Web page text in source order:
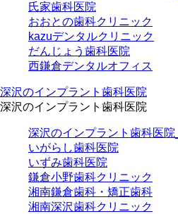
氏家歯科医院
おおとの歯科クリニック
kazuデンタルクリニック
だんじょう歯科医院
西鎌倉デンタルオフィス
深沢のインプラント歯科医院
深沢のインプラント歯科医院
深沢のインプラント歯科医院
いがらし歯科医院
いずみ歯科医院
鎌倉小野歯科クリニック
湘南鎌倉歯科・矯正歯科
湘南深沢歯科クリニック